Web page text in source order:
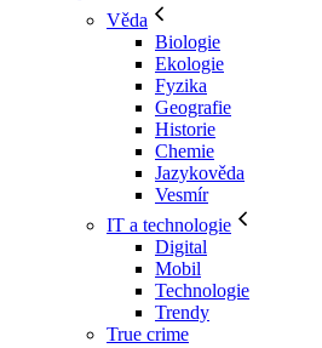
Věda
Biologie
Ekologie
Fyzika
Geografie
Historie
Chemie
Jazykověda
Vesmír
IT a technologie
Digital
Mobil
Technologie
Trendy
True crime